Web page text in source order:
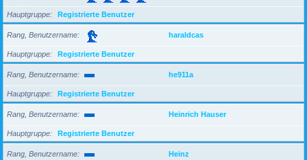
Hauptgruppe Registrierte Benutzer
Rang, Benutzername haraldcas
Hauptgruppe Registrierte Benutzer
Rang, Benutzername he911a
Hauptgruppe Registrierte Benutzer
Rang, Benutzername Heinrich Hauser
Hauptgruppe Registrierte Benutzer
Rang, Benutzername Heinz